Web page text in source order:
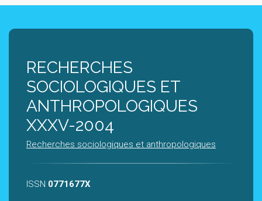
RECHERCHES
SOCIOLOGIQUES ET
ANTHROPOLOGIQUES
XXXV-2004
Recherches sociologiques et anthropologiques
ISSN 0771677X